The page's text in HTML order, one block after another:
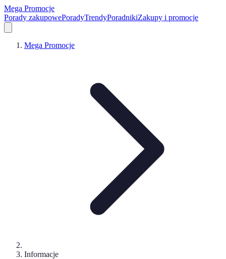
Mega Promocje
Porady zakupowePoradyTrendyPoradnikiZakupy i promocje
Mega Promocje
Informacje